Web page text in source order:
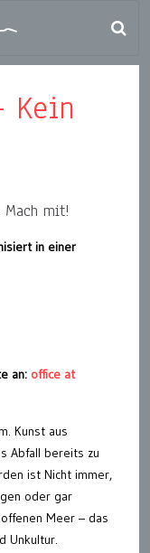
Kein
Mach mit!
in einer
an: office at
Kunst aus
Abfall bereits zu
ist Nicht immer,
oder gar
Meer – das
Unkultur.